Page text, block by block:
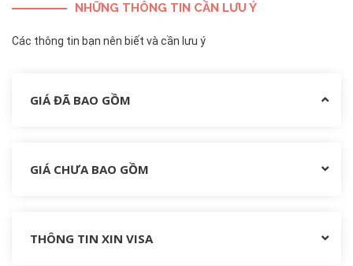
NHỮNG THÔNG TIN CẦN LƯU Ý
Các thông tin bạn nên biết và cần lưu ý
GIÁ ĐÃ BAO GỒM
GIÁ CHƯA BAO GỒM
THÔNG TIN XIN VISA